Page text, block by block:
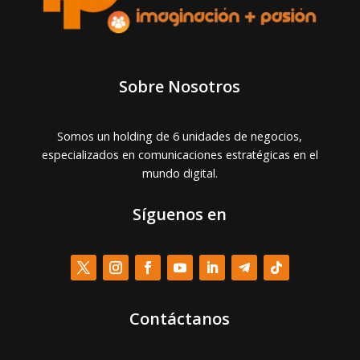
Sobre Nosotros
Somos un holding de 6 unidades de negocios,
especializados en comunicaciones estratégicas en el
mundo digital.
Síguenos en
Contáctanos